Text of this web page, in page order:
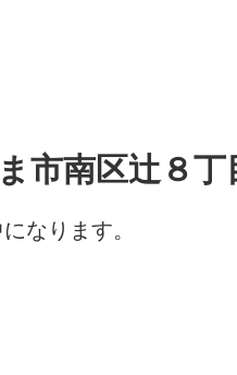
市南区辻８丁
なります。